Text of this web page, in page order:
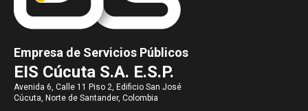
Empresa de Servicios Públicos
EIS Cúcuta S.A. E.S.P.
Avenida 6, Calle 11 Piso 2, Edificio San José
Cúcuta, Norte de Santander, Colombia